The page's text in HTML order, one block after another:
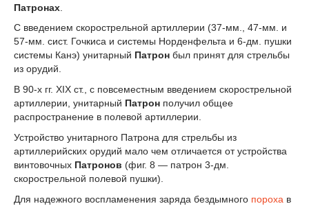
Патронах
С введением скорострельной артиллерии (37-мм., 47-мм. и
57-мм. сист. Гочкиса и системы Норденфельта и 6-дм. пушки
системы Канэ) унитарный Патрон был принят для стрельбы
из орудий.
В 90-х гг. XIX ст., с повсеместным введением скорострельной
артиллерии, унитарный Патрон получил общее
распространение в полевой артиллерии.
Устройство унитарного Патрона для стрельбы из
артиллерийских орудий мало чем отличается от устройства
винтовочных Патронов (фиг. 8 — патрон 3-дм.
скорострельной полевой пушки).
Для надежного воспламенения заряда бездымного пороха в